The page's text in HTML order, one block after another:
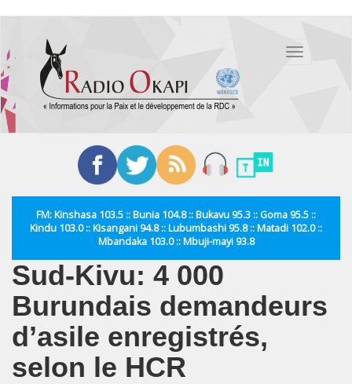
contenu
principal
Toggle
FM: Kinshasa 103.5 :: Bunia 104.8 :: Bukavu 95.3 :: Goma 95.5 ::
Kindu 103.0 :: Kisangani 94.8 :: Lubumbashi 95.8 :: Matadi 102.0 ::
Mbandaka 103.0 :: Mbuji-mayi 93.8
Sud-Kivu: 4 000
Burundais demandeurs
d’asile enregistrés,
selon le HCR